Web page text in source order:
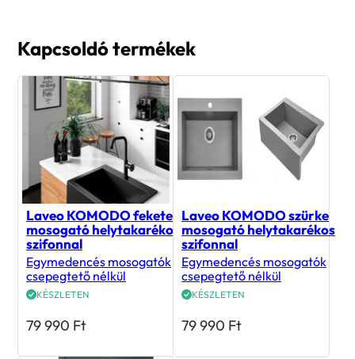
Kapcsoldó termékek
Laveo KOMODO fekete
mosogató helytakarékos
szifonnal
Egymedencés mosogatók
csepegtető nélkül
KÉSZLETEN
79 990 Ft
Laveo KOMODO szürke
mosogató helytakarékos
szifonnal
Egymedencés mosogatók
csepegtető nélkül
KÉSZLETEN
79 990 Ft